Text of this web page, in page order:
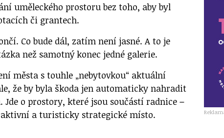
uměleckého prostoru bez toho, aby byl
či grantech.
Co bude dál, zatím není jasné. A to je
než samotný konec jedné galerie.
města s touhle „nebytovkou“ aktuální
že by byla škoda jen automaticky nahradit
Jde o prostory, které jsou součástí radnice–
a turisticky strategické místo.